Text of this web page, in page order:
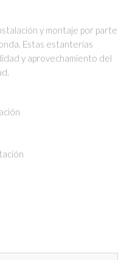
y montaje por parte
Estas estanterías
y aprovechamiento del